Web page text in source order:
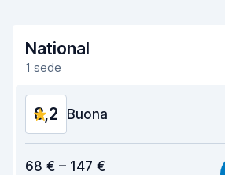
National
1 sede
8,2 Buona
68 € – 147 €